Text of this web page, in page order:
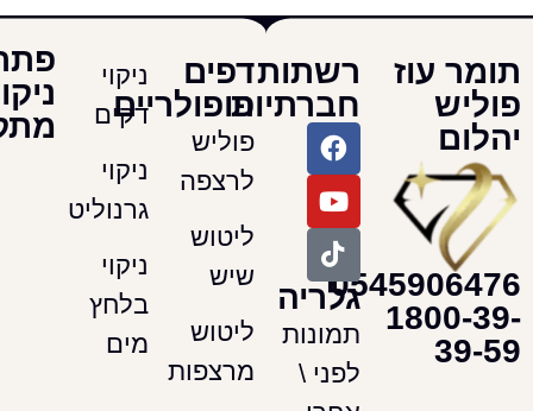
רשתות
חברתיות
גלריה
תמונות
דפים
פופולריים
פוליש
לרצפה
ליטוש
שיש
ליטוש
מרצפות
ניקוי
דקים
ניקוי
ניקוי
מים
פתרונות
ניקוי
מתקדמים